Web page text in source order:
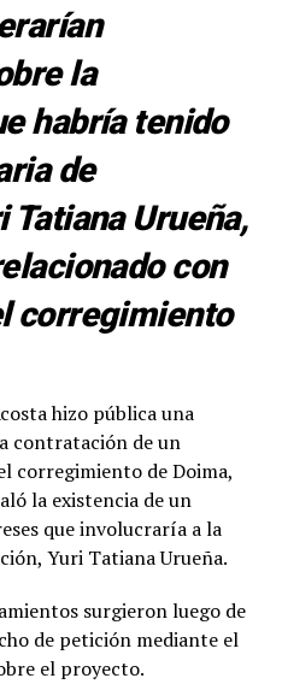
la
habría tenido
de
Tatiana Urueña,
con
corregimiento
hizo pública una
contratación de un
corregimiento de Doima,
la existencia de un
que involucraría a la
Yuri Tatiana Urueña.
surgieron luego de
de petición mediante el
el proyecto.